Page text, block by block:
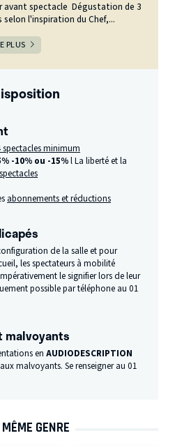
avant spectacle Dégustation de 3
selon l'inspiration du Chef,...
PLUS
spectacles minimum
-10% ou -15%l La liberté et la
abonnements et réductions
de la salle et pour
les spectateurs à mobilité
le signifier lors de leur
possible par téléphone au 01
malvoyants
enAUDIODESCRIPTION
malvoyants. Se renseigner au 01
GENRE